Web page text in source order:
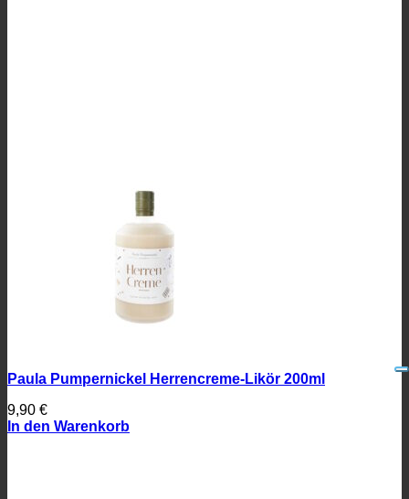
Paula Pumpernickel Herrencreme-Likör 200ml
9,90 €
In den Warenkorb